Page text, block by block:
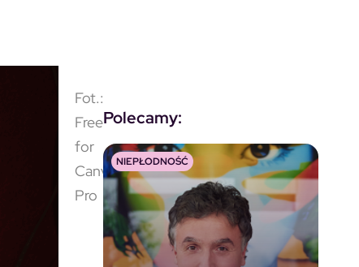
Fot.:
Free
for
Canva
Pro
Polecamy:
NIEPŁODNOŚĆ